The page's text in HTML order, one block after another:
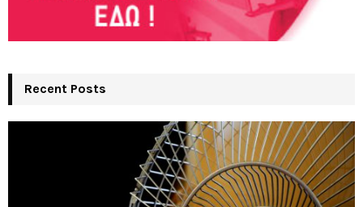
Recent Posts